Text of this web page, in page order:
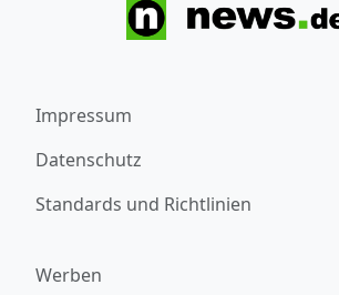
Impressum
Datenschutz
Standards und Richtlinien
Werben